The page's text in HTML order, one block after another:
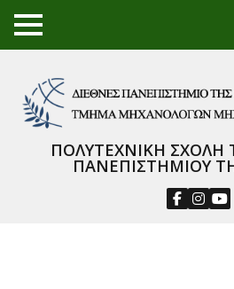
TO
GGL
NU
ΠΟΛΥΤΕΧΝΙΚΗ ΣΧΟΛΗ
ΠΑΝΕΠΙΣΤΗΜΙΟΥ